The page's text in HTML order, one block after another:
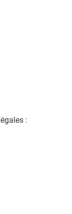
: